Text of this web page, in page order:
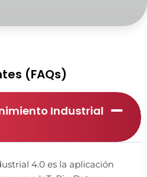
(FAQs)
Industrial
4.0 es la aplicación